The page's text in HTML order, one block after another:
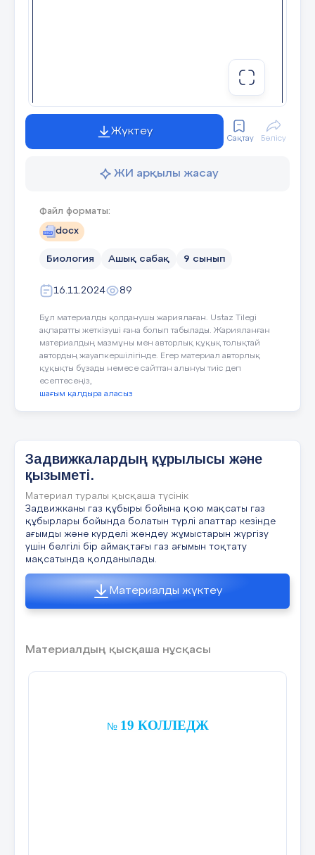
Жүктеу
Сақтау Бөлісу
ЖИ арқылы жасау
Файл форматы:
docx
Биология Ашық сабақ 9 сынып
16.11.2024 89
Бұл материалды қолданушы жариялаған. Ustaz Tilegi
ақпаратты жеткізуші ғана болып табылады. Жарияланған
материалдың мазмұны мен авторлық құқық толықтай
автордың жауапкершілігінде. Егер материал авторлық
құқықты бұзады немесе сайттан алынуы тиіс деп
есептесеңіз,
шағым қалдыра аласыз
Задвижкалардың құрылысы және
қызыметі.
Материал туралы қысқаша түсінік
Задвижканы газ құбыры бойына қою мақсаты газ
құбырлары бойында болатын түрлі апаттар кезінде
ағымды және күрделі жөндеу жұмыстарын жүргізу
үшін белгілі бір аймақтағы газ ағымын тоқтату
мақсатында қолданылады.
Материалды жүктеу
Материалдың қысқаша нұсқасы
№ 19 КОЛЛЕДЖ